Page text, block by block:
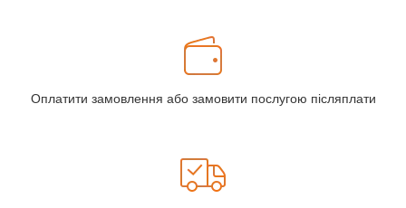
Оплатити замовлення або замовити послугою післяплати